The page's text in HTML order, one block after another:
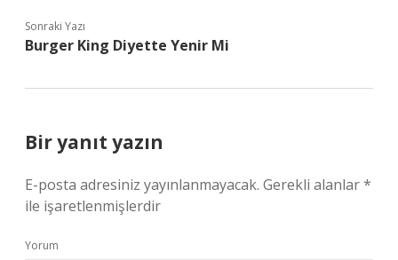
Sonraki Yazı
Burger King Diyette Yenir Mi
Bir yanıt yazın
E-posta adresiniz yayınlanmayacak. Gerekli alanlar*
ile işaretlenmişlerdir
Yorum